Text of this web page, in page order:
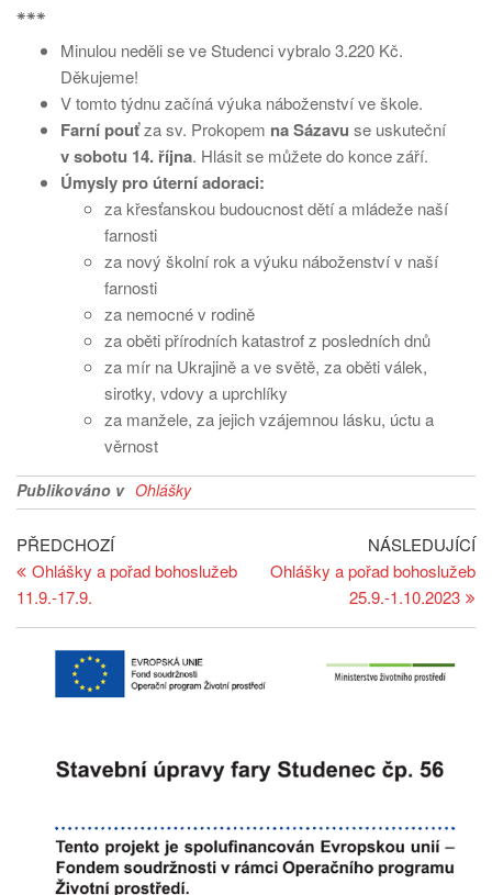
⁕⁕⁕
Minulou neděli se ve Studenci vybralo 3.220 Kč.
Děkujeme!
V tomto týdnu začíná výuka náboženství ve škole.
Farní pouťza sv. Prokopem na Sázavu se uskuteční
v sobotu 14. října. Hlásit se můžete do konce září.
Úmysly pro úterní adoraci:
za křesťanskou budoucnost dětí a mládeže naší
farnosti
za nový školní rok a výuku náboženství v naší
farnosti
za nemocné v rodině
za oběti přírodních katastrof z posledních dnů
za mír na Ukrajině a ve světě, za oběti válek,
sirotky, vdovy a uprchlíky
za manžele, za jejich vzájemnou lásku, úctu a
věrnost
Publikováno v Ohlášky
Navigace
pro
příspěvek
Předchozí
článek
PŘEDCHOZÍ
Ohlášky a pořad bohoslužeb
11.9.-17.9.
NÁSLEDUJÍCÍ
Ohlášky a pořad bohoslužeb
25.9.-1.10.2023